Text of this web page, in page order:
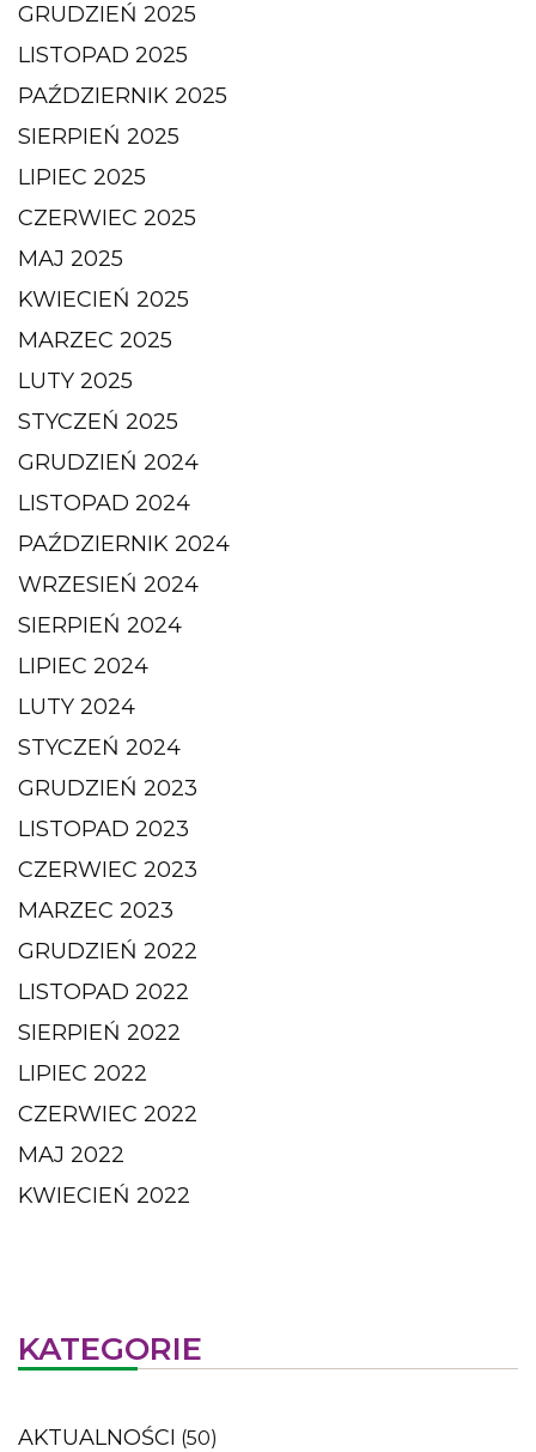
GRUDZIEŃ 2025
LISTOPAD 2025
PAŹDZIERNIK 2025
SIERPIEŃ 2025
LIPIEC 2025
CZERWIEC 2025
MAJ 2025
KWIECIEŃ 2025
MARZEC 2025
LUTY 2025
STYCZEŃ 2025
GRUDZIEŃ 2024
LISTOPAD 2024
PAŹDZIERNIK 2024
WRZESIEŃ 2024
SIERPIEŃ 2024
LIPIEC 2024
LUTY 2024
STYCZEŃ 2024
GRUDZIEŃ 2023
LISTOPAD 2023
CZERWIEC 2023
MARZEC 2023
GRUDZIEŃ 2022
LISTOPAD 2022
SIERPIEŃ 2022
LIPIEC 2022
CZERWIEC 2022
MAJ 2022
KWIECIEŃ 2022
KATEGORIE
AKTUALNOŚCI (50)